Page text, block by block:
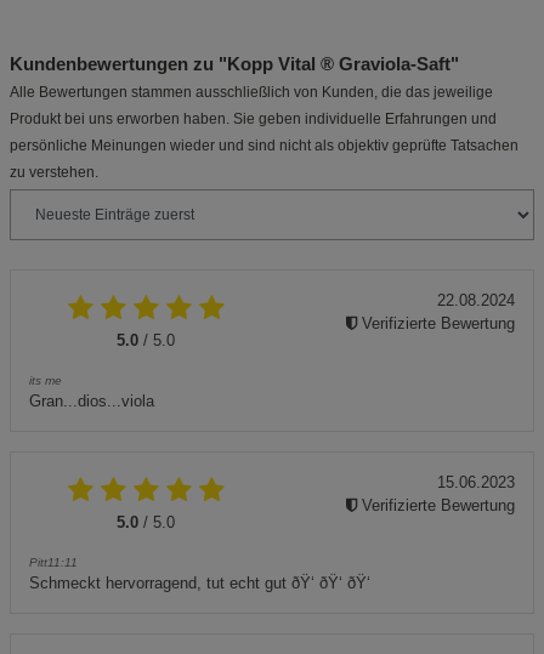
Kundenbewertungen zu "Kopp Vital ® Graviola-Saft"
Alle Bewertungen stammen ausschließlich von Kunden, die das jeweilige
Produkt bei uns erworben haben. Sie geben individuelle Erfahrungen und
persönliche Meinungen wieder und sind nicht als objektiv geprüfte Tatsachen
zu verstehen.
5.0 / 5.0
its me
Gran...dios...viola
22.08.2024
Verifizierte Bewertung
5.0 / 5.0
Pitt11:11
Schmeckt hervorragend, tut echt gut ðŸ‘ ðŸ‘ ðŸ‘
15.06.2023
Verifizierte Bewertung